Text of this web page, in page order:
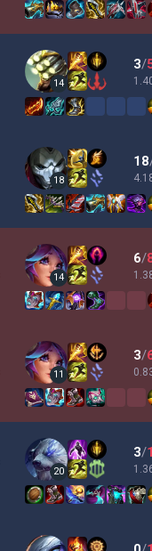
14
3/
18
18
14
6/
11
3/
20
3/